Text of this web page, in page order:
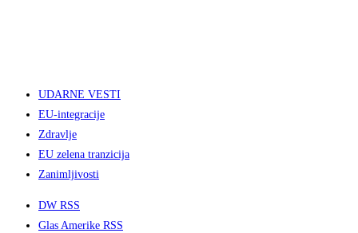
UDARNE VESTI
EU-integracije
Zdravlje
EU zelena tranzicija
Zanimljivosti
DW RSS
Glas Amerike RSS